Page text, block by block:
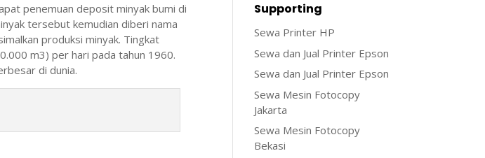
penemuan deposit minyak bumi di
tersebut kemudian diberi nama
produksi minyak. Tingkat
m3) per hari pada tahun 1960.
di dunia.
Supporting
Sewa Printer HP
Sewa dan Jual Printer Epson
Sewa dan Jual Printer Epson
Sewa Mesin Fotocopy
Jakarta
Sewa Mesin Fotocopy
Bekasi